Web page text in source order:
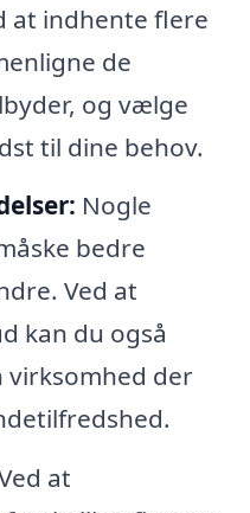
at indhente flere
de
og vælge
til dine behov.
Nogle
bedre
Ved at
kan du også
virksomhed der
at